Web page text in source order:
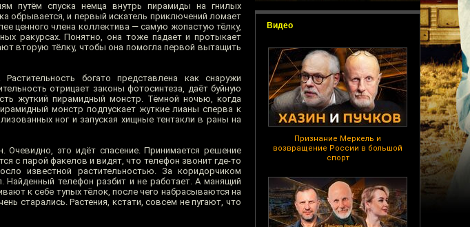
Видео
Признание Меркель и
возвращение России в большой
спорт
путём спуска немца внутрь пирамиды на гнилых
обрывается, и первый искатель приключений ломает
ценного члена коллектива — самую жопастую тёлку,
ракурсах. Понятно, она тоже падает и протыкает
вторую тёлку, чтобы она помогла первой вытащить
богато представлена как снаружи
отрицает законы фотосинтеза, даёт буйную
жуткий пирамидный монстр. Тёмной ночью, когда
монстр подпускает жуткие лианы сперва к
ног и запуская хищные тентакли в раны на
это идёт спасение. Принимается решение
с парой факелов и видят, что телефон звонит где-то
известной растительностью. За коридорчиком
Найденный телефон разбит и не работает. А манящий
к себе тупых тёлок, после чего набрасываются на
старались. Растения, кстати, совсем не пугают, что